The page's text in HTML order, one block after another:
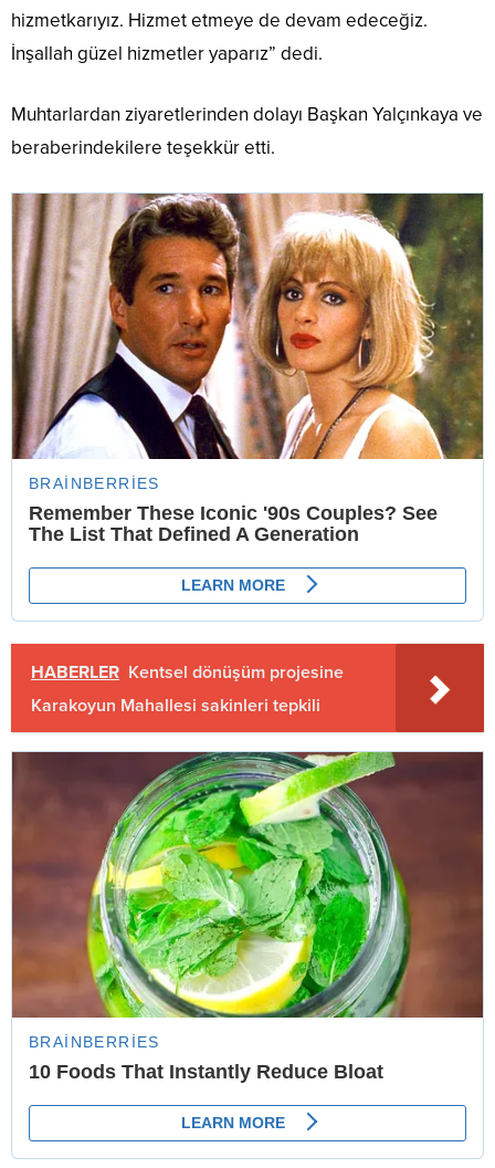
hizmetkarıyız. Hizmet etmeye de devam edeceğiz.
İnşallah güzel hizmetler yaparız” dedi.
Muhtarlardan ziyaretlerinden dolayı Başkan Yalçınkaya ve
beraberindekilere teşekkür etti.
HABERLER Kentsel dönüşüm projesine
Karakoyun Mahallesi sakinleri tepkili